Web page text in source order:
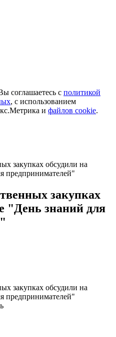
соглашаетесь с политикой
, с использованием
и файлов cookie.
закупках обсудили на
предпринимателей"
закупках
"День знаний для
закупках обсудили на
предпринимателей"